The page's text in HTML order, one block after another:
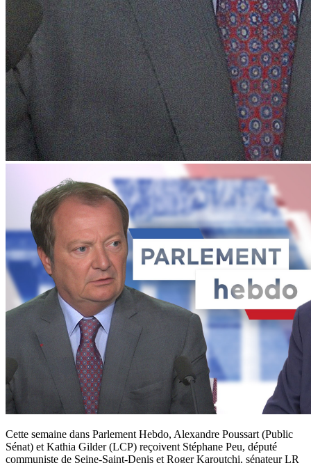
Cette semaine dans Parlement Hebdo, Alexandre Poussart (Public
Sénat) et Kathia Gilder (LCP) reçoivent Stéphane Peu, député
communiste de Seine-Saint-Denis et Roger Karoutchi, sénateur LR